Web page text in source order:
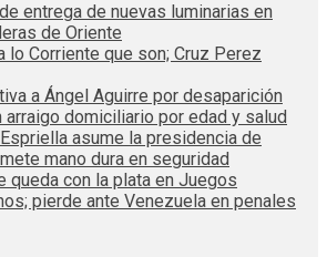
entrega de nuevas luminarias en
de Oriente
lo Corriente que son; Cruz Perez
a Ángel Aguirre por desaparición
arraigo domiciliario por edad y salud
asume la presidencia de
mano dura en seguridad
queda con la plata en Juegos
pierde ante Venezuela en penales